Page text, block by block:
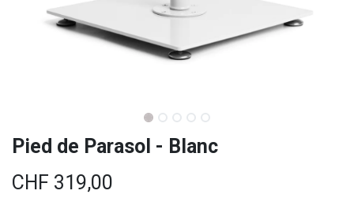
Pied de Parasol - Blanc
CHF 319,00